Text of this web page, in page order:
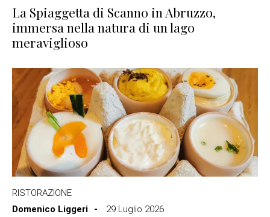
La Spiaggetta di Scanno in Abruzzo,
immersa nella natura di un lago
meraviglioso
RISTORAZIONE
Domenico Liggeri
29 Luglio 2026